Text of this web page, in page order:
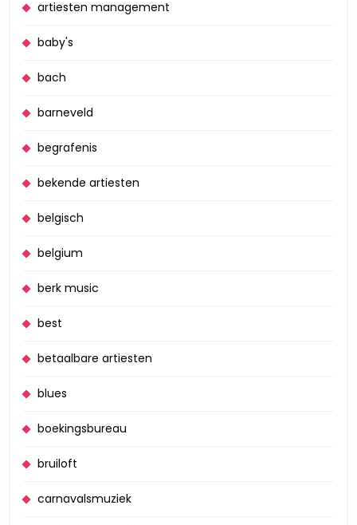
artiesten management
baby's
bach
barneveld
begrafenis
bekende artiesten
belgisch
belgium
berk music
best
betaalbare artiesten
blues
boekingsbureau
bruiloft
carnavalsmuziek